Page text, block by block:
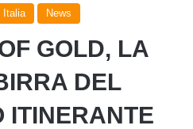
Italia News
GOLD, LA
DEL
ITINERANTE